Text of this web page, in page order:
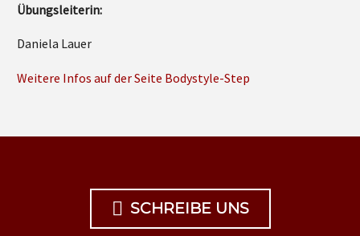
Übungsleiterin:
Daniela Lauer
Weitere Infos auf der Seite Bodystyle-Step
 SCHREIBE UNS